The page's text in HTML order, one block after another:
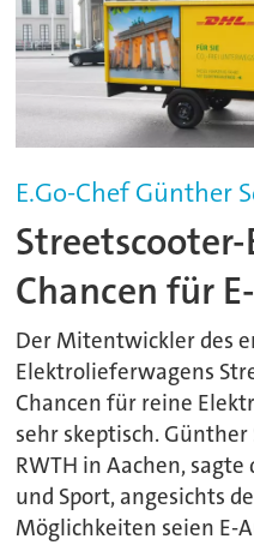
E.Go-Chef Günther
Chancen für
Der Mitentwickler des
Elektrolieferwagens
Chancen für reine
sehr skeptisch.
RWTH in Aachen,
und Sport, angesichts
Möglichkeiten seien E-